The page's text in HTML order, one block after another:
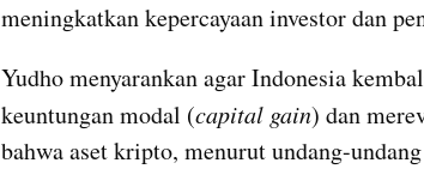
meningkatkan kepercayaan investor dan
Yudho menyarankan agar Indonesia
keuntungan modal (capital gain) dan
bahwa aset kripto, menurut undang-